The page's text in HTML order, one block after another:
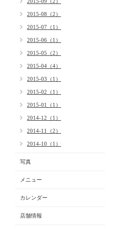
2015-08（2）
2015-07（1）
2015-06（1）
2015-05（2）
2015-04（4）
2015-03（1）
2015-02（1）
2015-01（1）
2014-12（1）
2014-11（2）
2014-10（1）
写真
メニュー
カレンダー
店舗情報